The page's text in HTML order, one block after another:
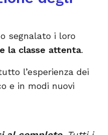
segnalato i loro
la classe attenta.
l’esperienza dei
e in modi nuovi